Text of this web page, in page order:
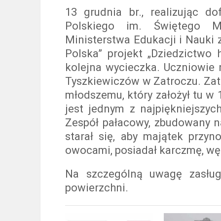
13 grudnia br., realizując
Polskiego im. Świętego
Ministerstwa Edukacji i Nauki
Polska” projekt
kolejna wycieczka.
Tyszkiewiczów w Zatroczu.
młodszemu, który założył tu
jest jednym z
Zespół pałacowy,
starał się, aby majątek
owocami, posiadał karczmę,
Na szczególną uwagę
powierzchni.